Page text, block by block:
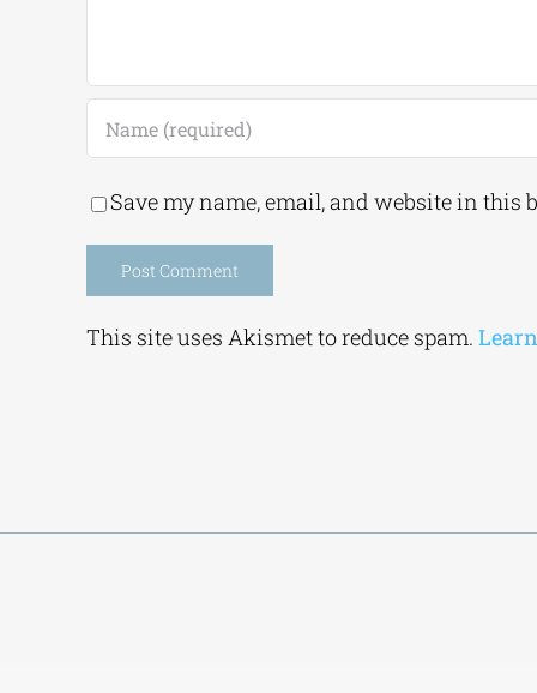
Save my name, email, and website in this
This site uses Akismet to reduce spam.